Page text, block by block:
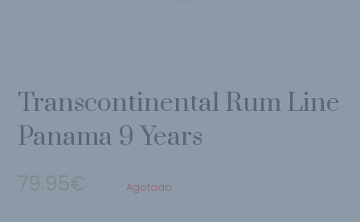
Transcontinental Rum Line
Panama 9 Years
79.95€ Agotado